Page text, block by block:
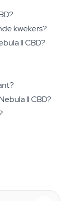
kwekers?
II CBD?
II CBD?